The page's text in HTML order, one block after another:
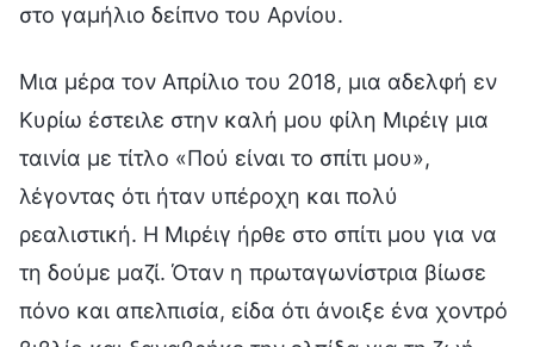
στο γαμήλιο δείπνο του Αρνίου.
Μια μέρα τον Απρίλιο του 2018, μια αδελφή εν
Κυρίω έστειλε στην καλή μου φίλη Μιρέιγ μια
ταινία με τίτλο «Πού είναι το σπίτι μου»,
λέγοντας ότι ήταν υπέροχη και πολύ
ρεαλιστική. Η Μιρέιγ ήρθε στο σπίτι μου για να
τη δούμε μαζί. Όταν η πρωταγωνίστρια βίωσε
πόνο και απελπισία, είδα ότι άνοιξε ένα χοντρό